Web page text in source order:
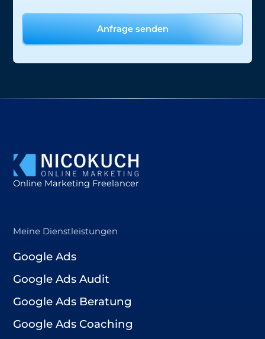
Online Marketing Freelancer
Meine Dienstleistungen
Google Ads
Google Ads Audit
Google Ads Beratung
Google Ads Coaching